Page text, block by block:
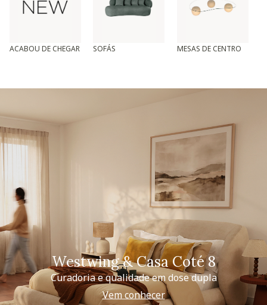
ACABOU DE CHEGAR SOFÁS MESAS DE CENTRO
Westwing & Casa Coté 8
Curadoria e qualidade em dose dupla
Vem conhecer